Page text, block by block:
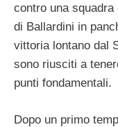
contro una
di Ballardini in
vittoria lontano dal
sono riusciti a
punti fondamentali.
Dopo un primo